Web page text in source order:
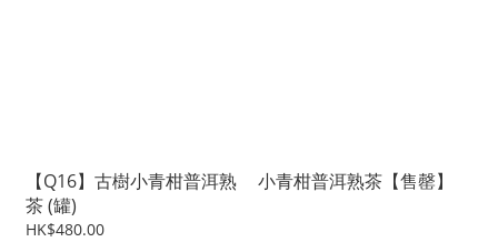
【Q16】古樹小青柑普洱熟
茶 (罐)
HK$480.00
小青柑普洱熟茶【售罄】